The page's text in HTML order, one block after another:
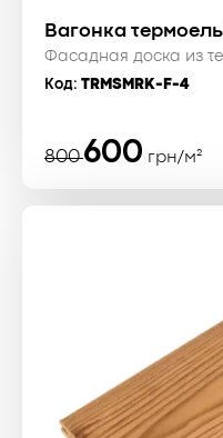
Вагонка
Фасадная доска из
Код: TRMSMRK-F-4
800600
Текущая
600 ₴.
грн/м²